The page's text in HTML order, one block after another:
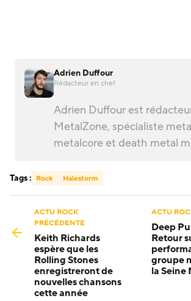
Adrien Duffour
Rédacteur en chef
Adrien Duffour est
MetalZone, spécialiste
metalcore et death metal
Tags : Rock Halestorm
ACTU ROCK
PRÉCÉDENTE
Keith Richards
espère que les
Rolling Stones
enregistreront de
nouvelles chansons
cette année
ACTU
Deep
Retour
groupe
la Seine